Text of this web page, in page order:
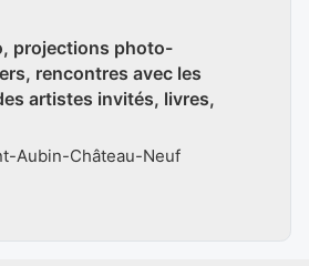
projections photo-
rencontres avec les
artistes invités, livres,
Aubin-Château-Neuf